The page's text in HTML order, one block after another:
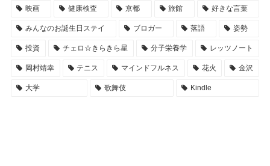
映画 健康検査 京都 旅館 好きな言葉
みんなのお誕生日ステイ ブロガー 落語 姿勢
投資 チェロ☆きらきら星 分子栄養学 レッツノート
岡村靖幸 テニス マインドフルネス 花火 金沢
大学 歌舞伎 Kindle